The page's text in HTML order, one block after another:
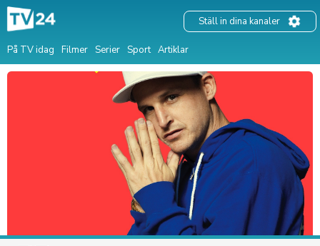
På TV idag Filmer Serier Sport Artiklar
Ställ in dina kanaler